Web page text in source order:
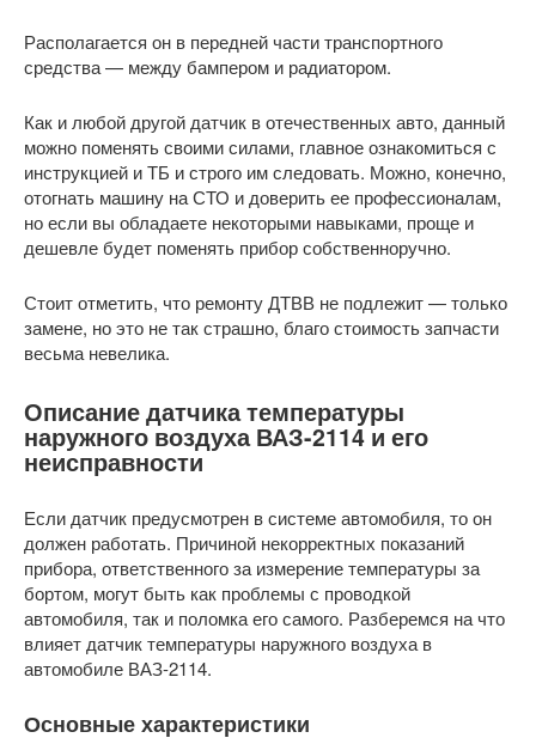
Располагается он в передней части транспортного
средства — между бампером и радиатором.
Как и любой другой датчик в отечественных авто, данный
можно поменять своими силами, главное ознакомиться с
инструкцией и ТБ и строго им следовать. Можно, конечно,
отогнать машину на СТО и доверить ее профессионалам,
но если вы обладаете некоторыми навыками, проще и
дешевле будет поменять прибор собственноручно.
Стоит отметить, что ремонту ДТВВ не подлежит — только
замене, но это не так страшно, благо стоимость запчасти
весьма невелика.
Описание датчика температуры
наружного воздуха ВАЗ-2114 и его
неисправности
Если датчик предусмотрен в системе автомобиля, то он
должен работать. Причиной некорректных показаний
прибора, ответственного за измерение температуры за
бортом, могут быть как проблемы с проводкой
автомобиля, так и поломка его самого. Разберемся на что
влияет датчик температуры наружного воздуха в
автомобиле ВАЗ-2114.
Основные характеристики